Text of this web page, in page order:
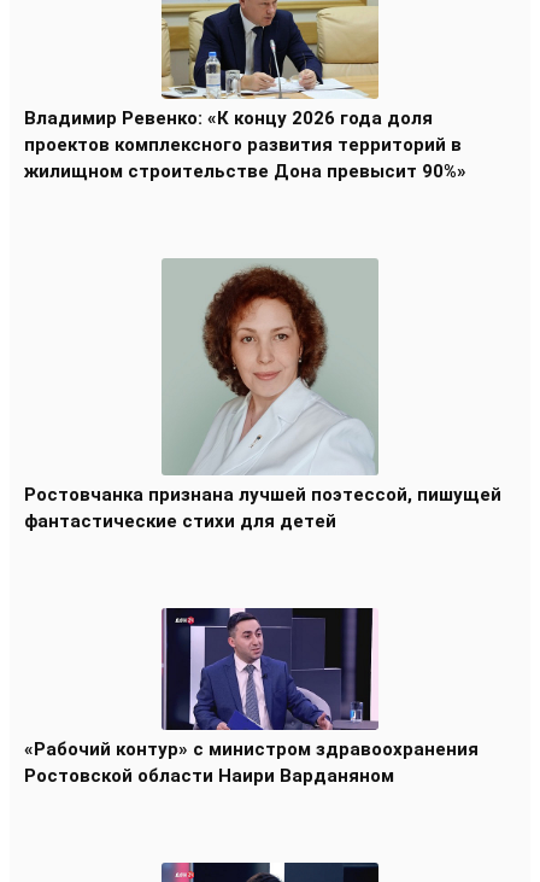
Владимир Ревенко: «К концу 2026 года доля
проектов комплексного развития территорий в
жилищном строительстве Дона превысит 90%»
Ростовчанка признана лучшей поэтессой, пишущей
фантастические стихи для детей
«Рабочий контур» с министром здравоохранения
Ростовской области Наири Варданяном